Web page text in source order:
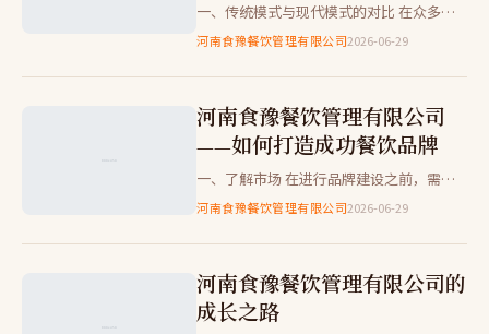
一、传统模式与现代模式的对比 在众多餐
饮管理公司中，如何挑选出最适合自己的
公司”为案例，从传统管理模…
河南食豫餐饮管理有限公司2026-06-29
河南食豫餐饮管理有限公司
——如何打造成功餐饮品牌
一、了解市场 在进行品牌建设之前，需要
对目标市场和消费者需求有深入的了解。这
估市场需求。 二、明确定…
河南食豫餐饮管理有限公司2026-06-29
河南食豫餐饮管理有限公司的
成长之路